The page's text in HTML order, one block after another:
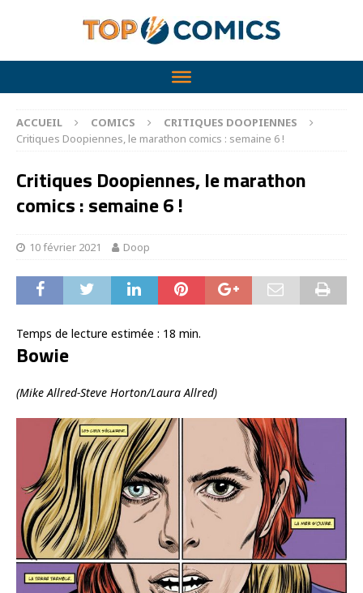
ACCUEIL COMICS
CRITIQUES DOOPIENNES
Critiques Doopiennes, le marathon comics : semaine 6 !
Critiques Doopiennes, le marathon
comics : semaine 6 !
10 février 2021 Doop
Temps de lecture estimée : 18 min.
Bowie
(Mike Allred-Steve Horton/Laura Allred)